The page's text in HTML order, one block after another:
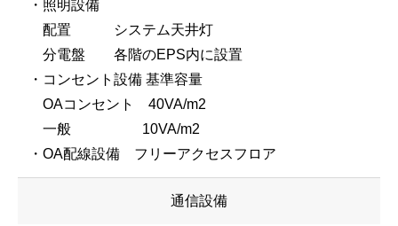
・照明設備
配置 システム天井灯
分電盤 各階のEPS内に設置
・コンセント設備 基準容量
OAコンセント 40VA/m2
一般 10VA/m2
・OA配線設備 フリーアクセスフロア
通信設備